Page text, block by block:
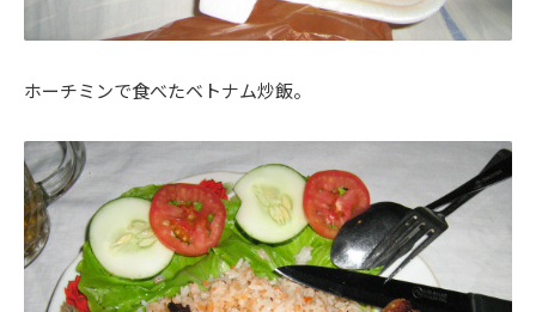
ホーチミンで食べたベトナム炒飯。